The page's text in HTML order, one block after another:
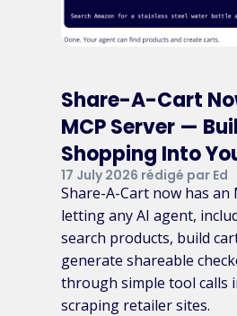
Share-A-Cart
MCP Server —
Shopping Into
17 July 2026 rédigé par Ed
Share-A-Cart now has
letting any AI agent,
search products, build
generate shareable
through simple tool calls
scraping retailer sites.